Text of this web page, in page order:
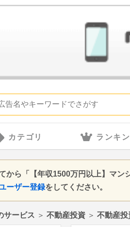
カテゴリ ランキ
から「【年収1500万円以上】マン
ーザー登録をしてください。
サービス ＞ 不動産投資 ＞ 不動産投